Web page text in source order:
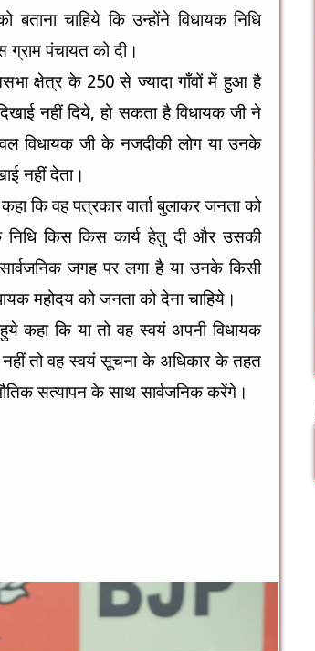
चाहिये कि उन्होंने विधायक निधि
पंचायत को दी।
क्षेत्र के 250 से ज्यादा गाँवों में हुआ है
नहीं दिये, हो सकता है विधायक जी ने
विधायक जी के नजदीकी लोग या उनके
नहीं देता।
कि वह पत्रकार वार्ता बुलाकर जनता को
निधि किस किस कार्य हेतु दी और उसकी
जगह पर लगा है या उनके किसी
महोदय को जनता को देना चाहिये।
कहा कि या तो वह स्वयं अपनी विधायक
तो वह स्वयं सूचना के अधिकार के तहत
सत्यापन के साथ सार्वजनिक करेंगे।